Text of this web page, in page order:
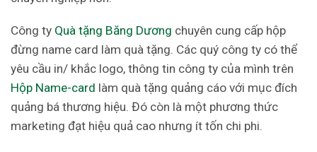
Công ty Quà tặng Băng Dương chuyên cung cấp hộp
đừng name card làm quà tặng. Các quý công ty có thể
yêu cầu in/ khắc logo, thông tin công ty của mình trên
Hộp Name-card làm quà tặng quảng cáo với mục đích
quảng bá thương hiệu. Đó còn là một phương thức
marketing đạt hiệu quả cao nhưng ít tốn chi phi.